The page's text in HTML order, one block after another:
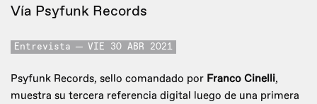
Vía Psyfunk Records
Entrevista VIE 30 ABR 2021
Psyfunk Records, sello comandado por Franco Cinelli,
muestra su tercera referencia digital luego de una primera